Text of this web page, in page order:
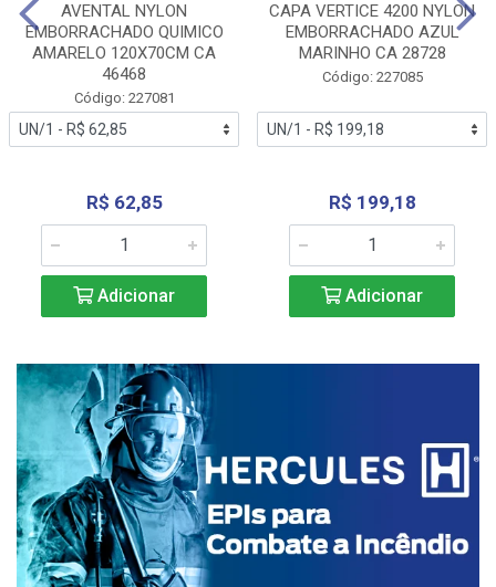
AVENTAL NYLON
EMBORRACHADO QUIMICO
AMARELO 120X70CM CA
46468
Código: 227081
R$ 62,85
Adicionar
CAPA VERTICE 4200 NYLON
EMBORRACHADO AZUL
MARINHO CA 28728
Código: 227085
R$ 199,18
Adicionar